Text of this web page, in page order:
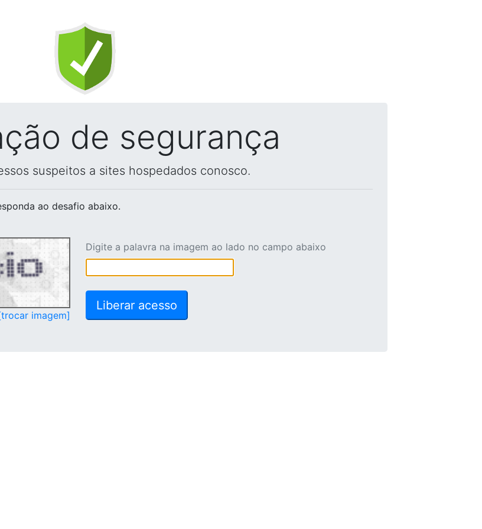
de segurança
suspeitos a sites hospedados conosco.
ao desafio abaixo.
imagem]
Digite a palavra na imagem ao lado no campo abaixo